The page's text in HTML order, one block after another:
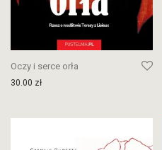
Oczy i serce orła
30.00 zł